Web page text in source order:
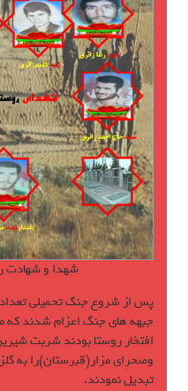
شهدا و شهادت
پس از شروع جنگ تحمیلی تعداد
جبهه های جنگ اعزام شدند که
افتخار روستا بودند شربت
وصحرای مزار(قبرستان)را به
تبدیل نمودند.